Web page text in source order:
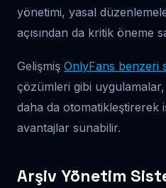
yönetimi, yasal
açısından da kritik öneme
Gelişmiş OnlyFans benzeri
çözümleri gibi
daha da otomatikleştirerek
avantajlar sunabilir.
Arşiv Yönetim